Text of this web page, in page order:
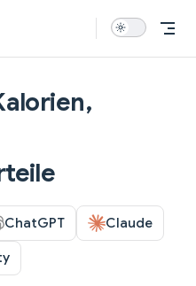
ChatGPT Claude